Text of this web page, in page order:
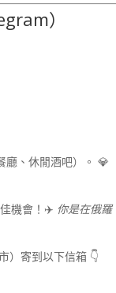
）
、休閒酒吧）。 💎
機會！✈️ 你是在俄羅
）寄到以下信箱 👇